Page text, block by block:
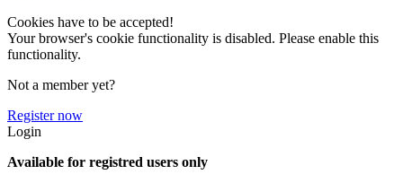
Cookies have to be accepted!
Your browser's cookie functionality is disabled. Please enable this
functionality.
Not a member yet?
Register now
Login
Available for registred users only